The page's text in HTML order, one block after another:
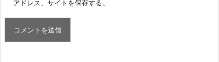
アドレス、サイトを保存する。